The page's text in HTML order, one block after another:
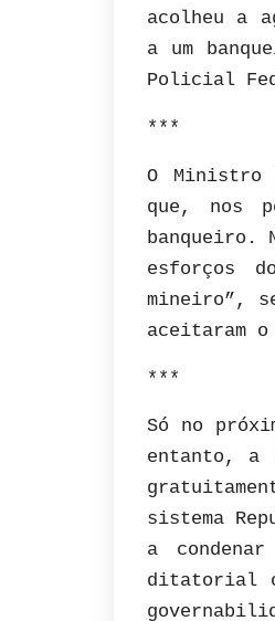
acolheu a
a um
Policial
***
O Ministro
que, nos
banqueiro.
esforços
mineiro”,
aceitaram o
***
Só no
entanto, a
sistema
a
ditatorial